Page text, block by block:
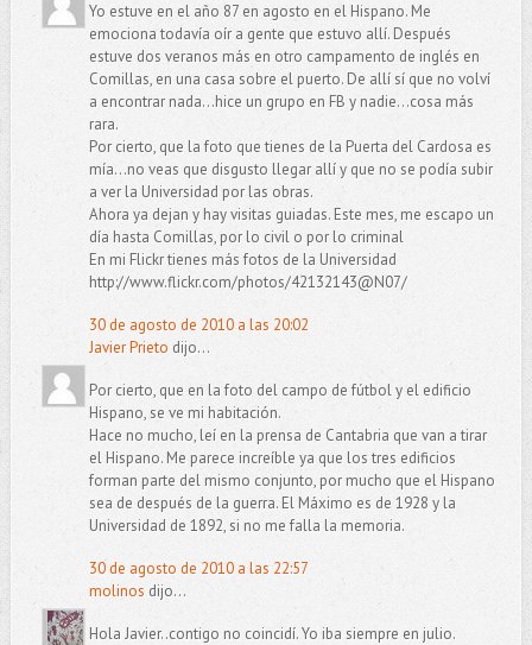
Yo estuve en el año 87 en agosto en el Hispano. Me
emociona todavía oír a gente que estuvo allí. Después
estuve dos veranos más en otro campamento de inglés en
Comillas, en una casa sobre el puerto. De allí sí que no volví
a encontrar nada...hice un grupo en FB y nadie...cosa más
rara.
Por cierto, que la foto que tienes de la Puerta del Cardosa es
mía...no veas que disgusto llegar allí y que no se podía subir
a ver la Universidad por las obras.
Ahora ya dejan y hay visitas guiadas. Este mes, me escapo un
día hasta Comillas, por lo civil o por lo criminal
En mi Flickr tienes más fotos de la Universidad
http://www.flickr.com/photos/42132143@N07/
30 de agosto de 2010 a las 20:02
Javier Prieto dijo...
Por cierto, que en la foto del campo de fútbol y el edificio
Hispano, se ve mi habitación.
Hace no mucho, leí en la prensa de Cantabria que van a tirar
el Hispano. Me parece increíble ya que los tres edificios
forman parte del mismo conjunto, por mucho que el Hispano
sea de después de la guerra. El Máximo es de 1928 y la
Universidad de 1892, si no me falla la memoria.
30 de agosto de 2010 a las 22:57
molinos dijo...
Hola Javier..contigo no coincidí. Yo iba siempre en julio.